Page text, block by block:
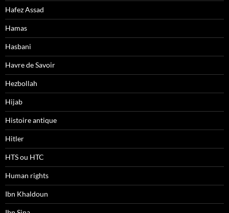
Hafez Assad
Hamas
Hasbani
Havre de Savoir
Hezbollah
Hijab
Histoire antique
Hitler
HTS ou HTC
Human rights
Ibn Khaldoun